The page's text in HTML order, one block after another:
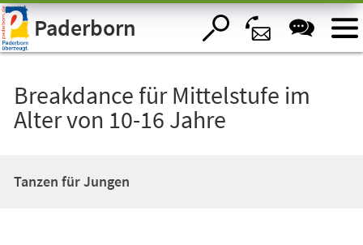
Visuelle
Assistenzsoftware
öffnen.Paderborn
Breakdance für Mittelstufe im
Alter von 10-16 Jahre
Tanzen für Jungen